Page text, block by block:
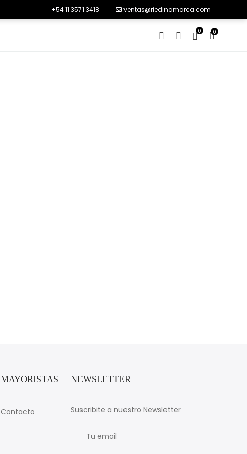
+54 11 3571 3418 ventas@riedinamarca.com
0 0
MAYORISTAS
Contacto
NEWSLETTER
Suscribite a nuestro Newsletter